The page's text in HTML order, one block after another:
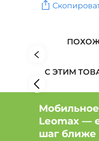
Пуловеры, джемперы,
Женская одежда:
Женская одежда:
С ЭТИМ
Leomax —
шаг ближе